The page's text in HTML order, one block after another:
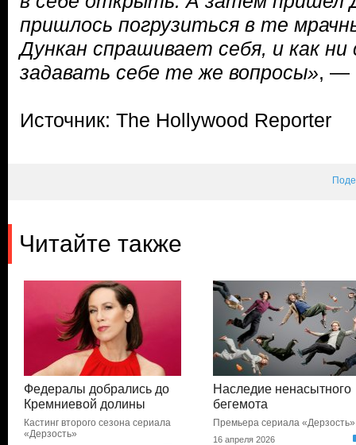
пришлось погрузиться в те
Дункан спрашивает себя, и как ни
задавать себе те же вопросы», —
Источник: The Hollywood Reporter
Читайте также
Федералы добрались до
Кремниевой долины
Кастинг второго сезона сериала
«Дерзость»
Наследие ненасытного
бегемота
Премьера сериала «Дерзость»
16 апреля 2026